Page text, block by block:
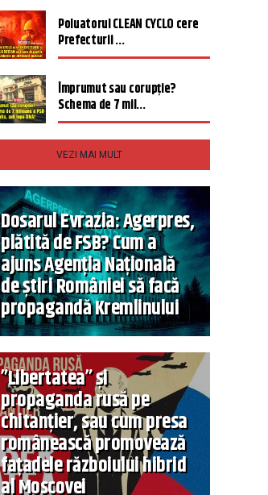
Poluatorul CLEAN CYCLO cere
Prefecturii ...
Împrumut sau corupție?
Schema de 7 mil...
VEZI MAI MULT
Dosarul Evrazia: Agerpres,
plătită de FSB? Cum a
ajuns Agenția Națională
de știri României să facă
propagandă Kremlinului
”Libertatea” și
propaganda rusă pe
chitanțier, sau cum presa
românească promovează
fațadele războiului hibrid
al Moscovei